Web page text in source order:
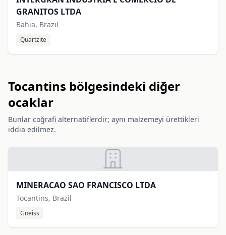
GRANITOS LTDA
Bahia, Brazil
Quartzite
Tocantins bölgesindeki diğer
ocaklar
Bunlar coğrafi alternatiflerdir; aynı malzemeyi ürettikleri
iddia edilmez.
MINERACAO SAO FRANCISCO LTDA
Tocantins, Brazil
Gneiss